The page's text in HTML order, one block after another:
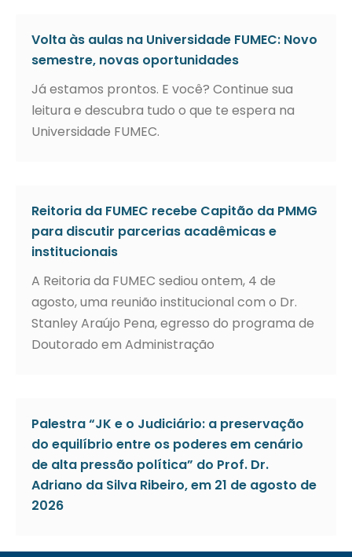
Volta às aulas na Universidade FUMEC: Novo
semestre, novas oportunidades
Já estamos prontos. E você? Continue sua
leitura e descubra tudo o que te espera na
Universidade FUMEC.
Reitoria da FUMEC recebe Capitão da PMMG
para discutir parcerias acadêmicas e
institucionais
A Reitoria da FUMEC sediou ontem, 4 de
agosto, uma reunião institucional com o Dr.
Stanley Araújo Pena, egresso do programa de
Doutorado em Administração
Palestra “JK e o Judiciário: a preservação
do equilíbrio entre os poderes em cenário
de alta pressão política” do Prof. Dr.
Adriano da Silva Ribeiro, em 21 de agosto de
2026